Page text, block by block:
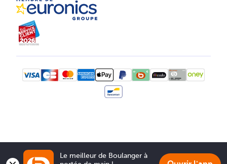
Le meilleur de Boulanger à